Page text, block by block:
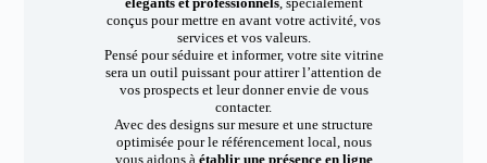
conçus pour mettre en avant votre activité, vos
services et vos valeurs.
Pensé pour séduire et informer, votre site vitrine
sera un outil puissant pour attirer l’attention de
vos prospects et leur donner envie de vous
contacter.
Avec des designs sur mesure et une structure
optimisée pour le référencement local, nous
vous aidons à établir une présence en ligne